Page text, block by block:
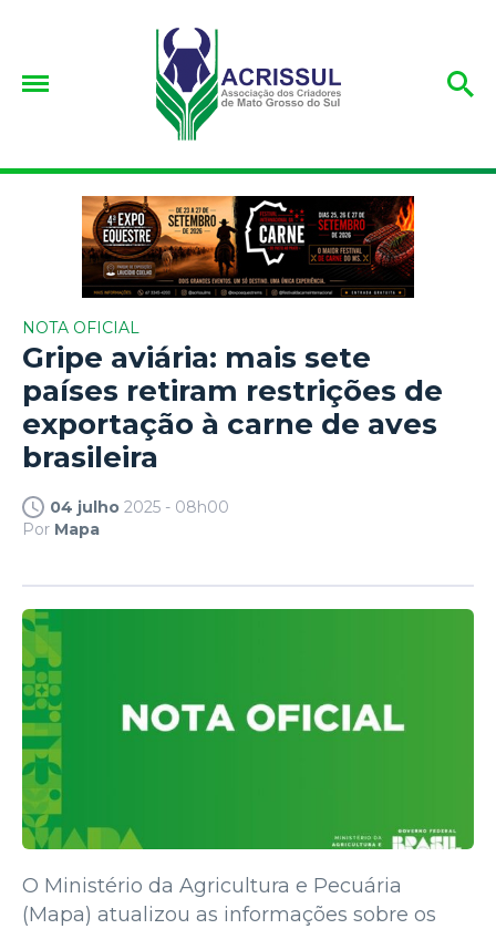
NOTA OFICIAL
Gripe aviária: mais sete
países retiram restrições de
exportação à carne de aves
brasileira
04 julho 2025 - 08h00
Por Mapa
O Ministério da Agricultura e Pecuária
(Mapa) atualizou as informações sobre os